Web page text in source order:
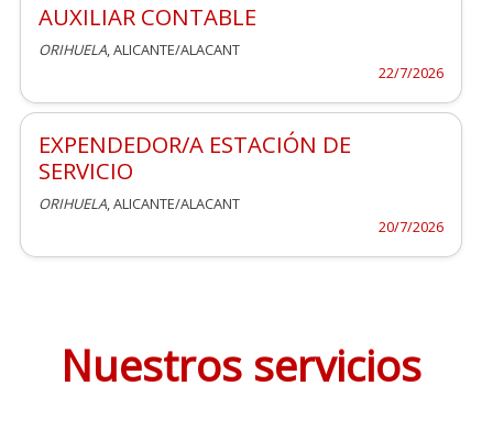
AUXILIAR CONTABLE
ORIHUELA, ALICANTE/ALACANT
22/7/2026
EXPENDEDOR/A ESTACIÓN DE
SERVICIO
ORIHUELA, ALICANTE/ALACANT
20/7/2026
Nuestros servicios